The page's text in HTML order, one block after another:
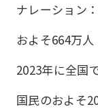
ナレーション：
およそ664万人
2023年に全国
国民のおよそ